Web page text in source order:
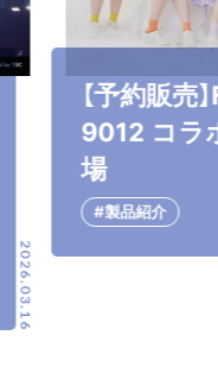
2026.03.16
【予約販売
9012 コラ
場
#製品紹介